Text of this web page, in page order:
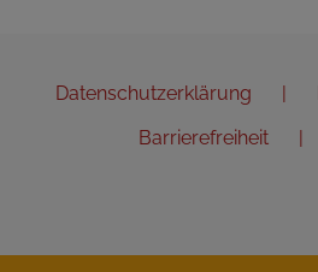
Datenschutzerklärung
Barrierefreiheit